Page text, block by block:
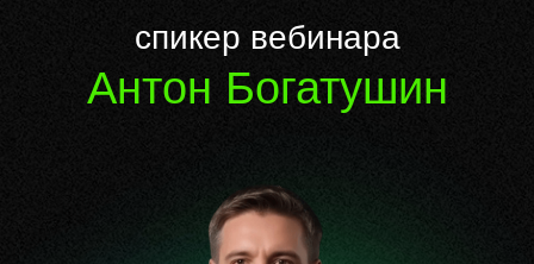
спикер вебинара
Антон Богатушин